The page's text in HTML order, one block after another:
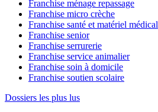
Franchise ménage repassage
Franchise micro crèche
Franchise santé et matériel médical
Franchise senior
Franchise serrurerie
Franchise service animalier
Franchise soin à domicile
Franchise soutien scolaire
Dossiers les plus lus